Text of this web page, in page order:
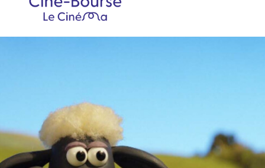
SCOLAIRES
PRATIQUE
RÉSERVATION